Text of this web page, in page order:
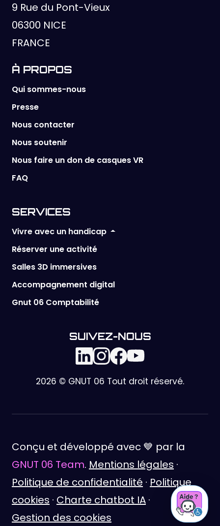
9 Rue du Pont-Vieux
06300 NICE
FRANCE
À PROPOS
Qui sommes-nous
Presse
Nous contacter
Nous soutenir
Nous faire un don de casques VR
FAQ
SERVICES
Vivre avec un handicap
Réserver une activité
Salles 3D immersives
Accompagnement digital
Gnut 06 Comptabilité
SUIVEZ-NOUS
2026 © GNUT 06 Tout droit réservé.
Conçu et développé avec 💙 par la
GNUT 06 Team. Mentions légales ·
Politique de confidentialité · Politique
cookies · Charte chatbot IA ·
Gestion des cookies